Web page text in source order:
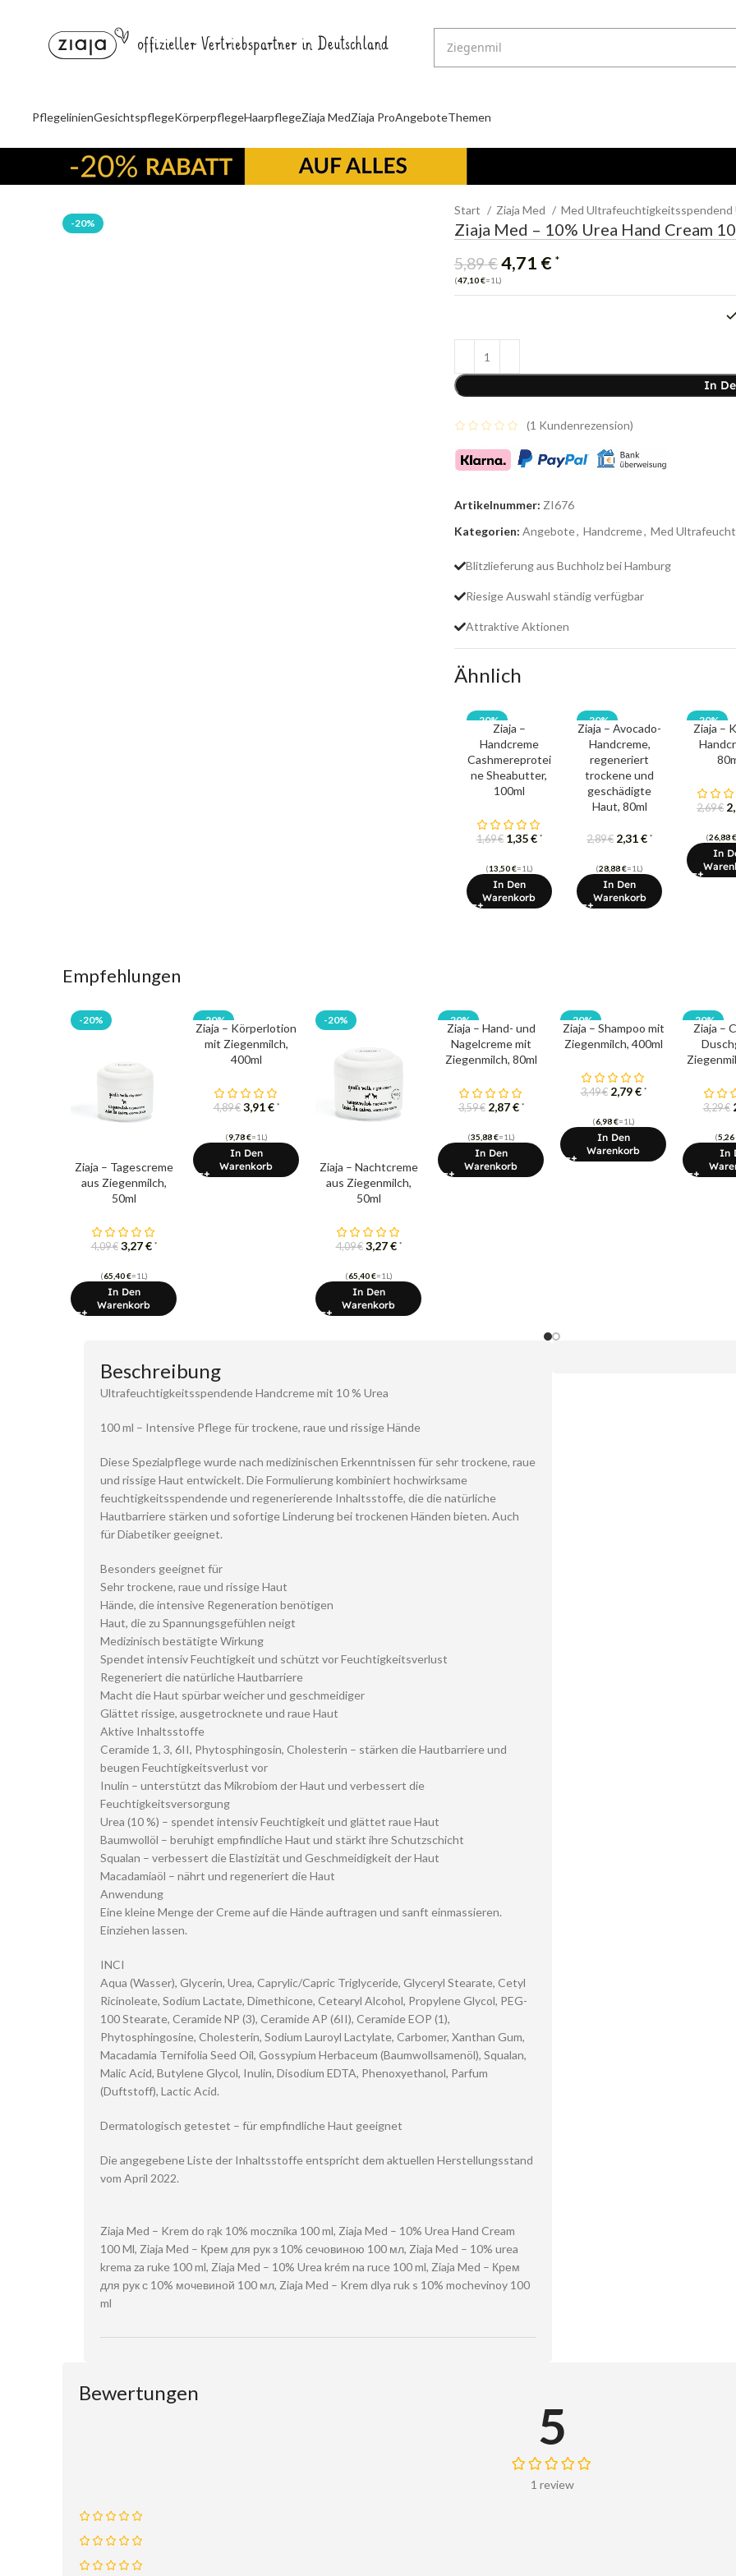
PflegelinienGesichtspflegeKörperpflegeHaarpflegeZiaja MedZiaja ProAngeboteThemen
-20%
Start Ziaja Med Med Ultrafeuchtigkeitsspendend
Ziaja Med – 10% Urea Hand Cream
5,89€4,71 € *
(47,10€=1L)
In
(1 Kundenrezension)
Artikelnummer: ZI676
Kategorien: Angebote, Handcreme, Med
Blitzlieferung aus Buchholz bei Hamburg
Riesige Auswahl ständig verfügbar
Attraktive Aktionen
Ähnlich
-20%
Ziaja –
Handcreme
Cashmereprotei
ne ​​Sheabutter,
100ml
1,69€ 1,35€ *
(13,50€=1L)
In Den
Warenkorb
-20%
Ziaja – Avocado-
Handcreme,
regeneriert
trockene und
geschädigte
Haut, 80ml
2,89€ 2,31€ *
(28,88€=1L)
In Den
Warenkorb
-20%
Ziaja –
2,69€
(26,88
In
Empfehlungen
-20%
Ziaja – Tagescreme
aus Ziegenmilch,
50ml
4,09€ 3,27€ *
(65,40€=1L)
In Den
Warenkorb
-20%
Ziaja – Körperlotion
mit Ziegenmilch,
400ml
4,89€ 3,91€ *
(9,78€=1L)
In Den
Warenkorb
-20%
Ziaja – Nachtcreme
aus Ziegenmilch,
50ml
4,09€ 3,27€ *
(65,40€=1L)
In Den
Warenkorb
-20%
Ziaja – Hand- und
Nagelcreme mit
Ziegenmilch, 80ml
3,59€ 2,87€ *
(35,88€=1L)
In Den
Warenkorb
-20%
Ziaja – Shampoo mit
Ziegenmilch, 400ml
3,49€ 2,79€ *
(6,98€=1L)
In Den
Warenkorb
-20%
Ziaja –
3,29€
(5,26
In
Beschreibung
Ultrafeuchtigkeitsspendende Handcreme mit 10 % Urea
100 ml – Intensive Pflege für trockene, raue und rissige Hände
Diese Spezialpflege wurde nach medizinischen Erkenntnissen für sehr trockene, raue
und rissige Haut entwickelt. Die Formulierung kombiniert hochwirksame
feuchtigkeitsspendende und regenerierende Inhaltsstoffe, die die natürliche
Hautbarriere stärken und sofortige Linderung bei trockenen Händen bieten. Auch
für Diabetiker geeignet.
Besonders geeignet für
Sehr trockene, raue und rissige Haut
Hände, die intensive Regeneration benötigen
Haut, die zu Spannungsgefühlen neigt
Medizinisch bestätigte Wirkung
Spendet intensiv Feuchtigkeit und schützt vor Feuchtigkeitsverlust
Regeneriert die natürliche Hautbarriere
Macht die Haut spürbar weicher und geschmeidiger
Glättet rissige, ausgetrocknete und raue Haut
Aktive Inhaltsstoffe
Ceramide 1, 3, 6II, Phytosphingosin, Cholesterin – stärken die Hautbarriere und
beugen Feuchtigkeitsverlust vor
Inulin – unterstützt das Mikrobiom der Haut und verbessert die
Feuchtigkeitsversorgung
Urea (10 %) – spendet intensiv Feuchtigkeit und glättet raue Haut
Baumwollöl – beruhigt empfindliche Haut und stärkt ihre Schutzschicht
Squalan – verbessert die Elastizität und Geschmeidigkeit der Haut
Macadamiaöl – nährt und regeneriert die Haut
Anwendung
Eine kleine Menge der Creme auf die Hände auftragen und sanft einmassieren.
Einziehen lassen.
INCI
Aqua (Wasser), Glycerin, Urea, Caprylic/Capric Triglyceride, Glyceryl Stearate, Cetyl
Ricinoleate, Sodium Lactate, Dimethicone, Cetearyl Alcohol, Propylene Glycol, PEG-
100 Stearate, Ceramide NP (3), Ceramide AP (6II), Ceramide EOP (1),
Phytosphingosine, Cholesterin, Sodium Lauroyl Lactylate, Carbomer, Xanthan Gum,
Macadamia Ternifolia Seed Oil, Gossypium Herbaceum (Baumwollsamenöl), Squalan,
Malic Acid, Butylene Glycol, Inulin, Disodium EDTA, Phenoxyethanol, Parfum
(Duftstoff), Lactic Acid.
Dermatologisch getestet – für empfindliche Haut geeignet
Die angegebene Liste der Inhaltsstoffe entspricht dem aktuellen Herstellungsstand
vom April 2022.
Ziaja Med – Krem do rąk 10% mocznika 100 ml, Ziaja Med – 10% Urea Hand Cream
100 Ml, Ziaja Med – Крем для рук з 10% сечовиною 100 мл, Ziaja Med – 10% urea
krema za ruke 100 ml, Ziaja Med – 10% Urea krém na ruce 100 ml, Ziaja Med – Крем
для рук с 10% мочевиной 100 мл, Ziaja Med – Krem dlya ruk s 10% mochevinoy 100
ml
Bewertungen
5
1 review